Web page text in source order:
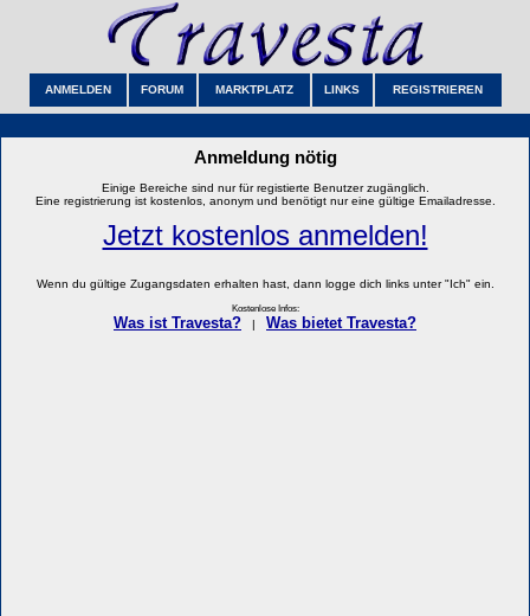
ANMELDEN FORUM MARKTPLATZ LINKS REGISTRIEREN
Anmeldung nötig
Einige Bereiche sind nur für registierte Benutzer zugänglich.
Eine registrierung ist kostenlos, anonym und benötigt nur eine gültige Emailadresse.
Jetzt kostenlos anmelden!
Wenn du gültige Zugangsdaten erhalten hast, dann logge dich links unter "Ich" ein.
Kostenlose Infos:
Was ist Travesta? Was bietet Travesta?